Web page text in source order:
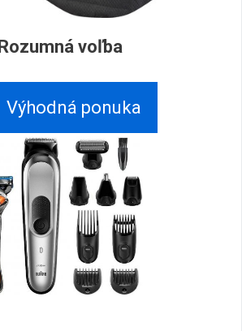
Rozumná voľba
Výhodná ponuka